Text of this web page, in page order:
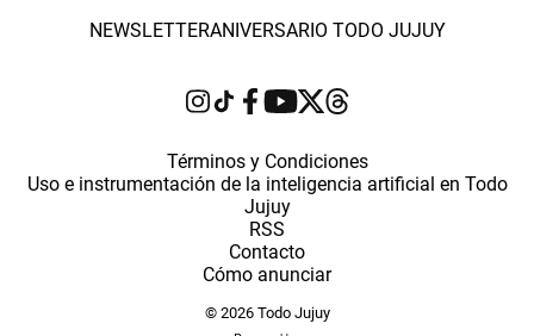
NEWSLETTERANIVERSARIO TODO JUJUY
Términos y Condiciones
Uso e instrumentación de la inteligencia artificial en Todo
Jujuy
RSS
Contacto
Cómo anunciar
© 2026 Todo Jujuy